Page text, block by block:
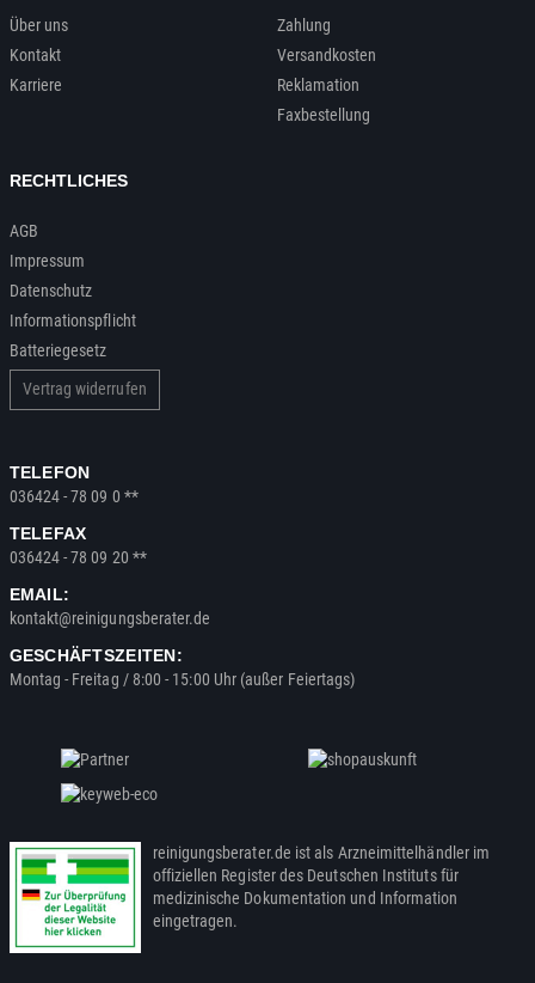
Über uns
Kontakt
Karriere
Zahlung
Versandkosten
Reklamation
Faxbestellung
RECHTLICHES
AGB
Impressum
Datenschutz
Informationspflicht
Batteriegesetz
Vertrag widerrufen
TELEFON
036424 - 78 09 0 **
TELEFAX
036424 - 78 09 20 **
EMAIL:
kontakt@reinigungsberater.de
GESCHÄFTSZEITEN:
Montag - Freitag / 8:00 - 15:00 Uhr (außer Feiertags)
reinigungsberater.de ist als Arzneimittelhändler im
offiziellen Register des Deutschen Instituts für
medizinische Dokumentation und Information
eingetragen.